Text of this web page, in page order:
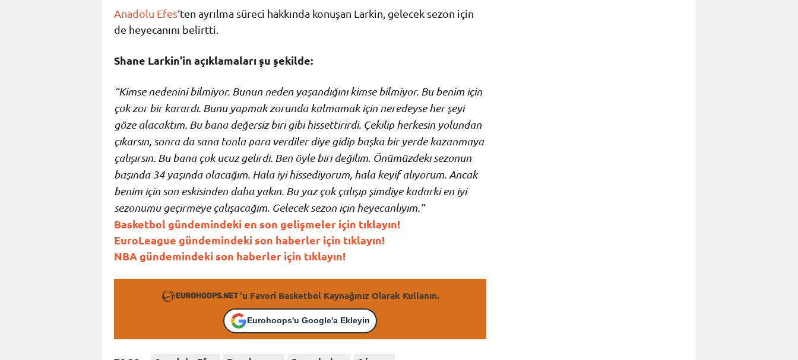
Anadolu Efes‘ten ayrılma süreci hakkında konuşan Larkin, gelecek sezon için
de heyecanını belirtti.
Shane Larkin’in açıklamaları şu şekilde:
“Kimse nedenini bilmiyor. Bunun neden yaşandığını kimse bilmiyor. Bu benim için
çok zor bir karardı. Bunu yapmak zorunda kalmamak için neredeyse her şeyi
göze alacaktım. Bu bana değersiz biri gibi hissettirirdi. Çekilip herkesin yolundan
çıkarsın, sonra da sana tonla para verdiler diye gidip başka bir yerde kazanmaya
çalışırsın. Bu bana çok ucuz gelirdi. Ben öyle biri değilim. Önümüzdeki sezonun
başında 34 yaşında olacağım. Hala iyi hissediyorum, hala keyif alıyorum. Ancak
benim için son eskisinden daha yakın. Bu yaz çok çalışıp şimdiye kadarki en iyi
sezonumu geçirmeye çalışacağım. Gelecek sezon için heyecanlıyım.”
Basketbol gündemindeki en son gelişmeler için tıklayın!
EuroLeague gündemindeki son haberler için tıklayın!
NBA gündemindeki son haberler için tıklayın!
'u Favori Basketbol Kaynağınız Olarak Kullanın.
Eurohoops'u Google'a Ekleyin